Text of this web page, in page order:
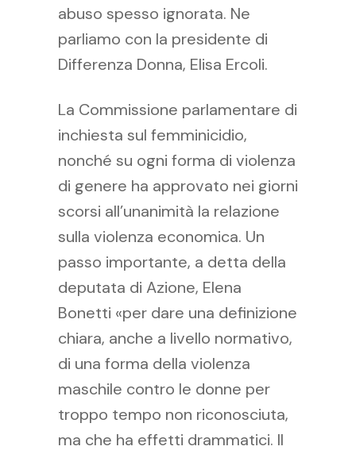
abuso spesso ignorata. Ne
parliamo con la presidente di
Differenza Donna, Elisa Ercoli.
La Commissione parlamentare di
inchiesta sul femminicidio,
nonché su ogni forma di violenza
di genere ha approvato nei giorni
scorsi all’unanimità la relazione
sulla violenza economica. Un
passo importante, a detta della
deputata di Azione, Elena
Bonetti «per dare una definizione
chiara, anche a livello normativo,
di una forma della violenza
maschile contro le donne per
troppo tempo non riconosciuta,
ma che ha effetti drammatici. Il